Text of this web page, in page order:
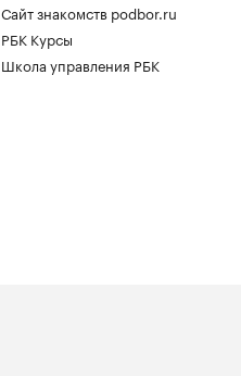
Сайт знакомств podbor.ru
РБК Курсы
Школа управления РБК